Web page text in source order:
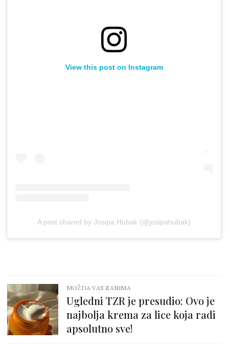
View this post on Instagram
A post shared by Josipa Hubak (@josipahubak)
MOŽDA VAS ZANIMA
Ugledni TZR je presudio: Ovo je
najbolja krema za lice koja radi
apsolutno sve!